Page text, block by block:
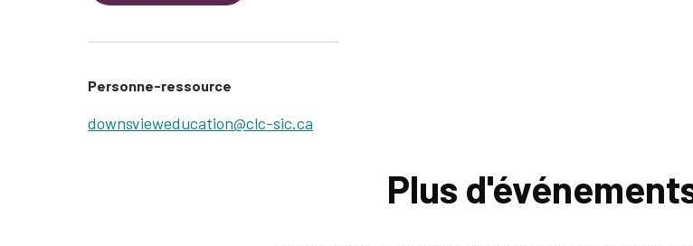
Personne-ressource
downsvieweducation@clc-sic.ca
Plus